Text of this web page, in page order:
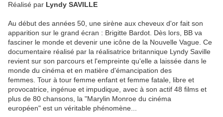
Réalisé par Lyndy SAVILLE
Au début des années 50, une sirène aux cheveux d'or fait son
apparition sur le grand écran : Brigitte Bardot. Dès lors, BB va
fasciner le monde et devenir une icône de la Nouvelle Vague. Ce
documentaire réalisé par la réalisatrice britannique Lyndy Saville
revient sur son parcours et l'empreinte qu'elle a laissée dans le
monde du cinéma et en matière d'émancipation des
femmes. Tour à tour femme enfant et femme fatale, libre et
provocatrice, ingénue et impudique, avec à son actif 48 films et
plus de 80 chansons, la "Marylin Monroe du cinéma
européen" est un véritable phénomène...